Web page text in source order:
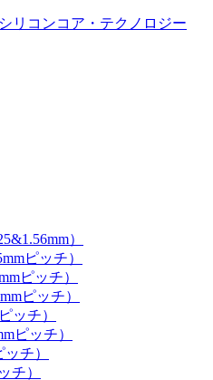
）
ピッチ）
ピッチ）
ピッチ）
ッチ）
ピッチ）
チ）
チ）